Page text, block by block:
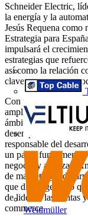
Weidmüller
Schneider Electric,
la energía y la
Jesús Requena
Estrategia para
impulsará el
estrategias que
así como la relación
claves a lo largo de
Con una trayectoria
amplia formación
ámbito del marketing
desempeñado roles
responsable del
un papel
negocio y alianzas.
de marketing y
que dio origen a lo
de liderar las ventas
commerce.